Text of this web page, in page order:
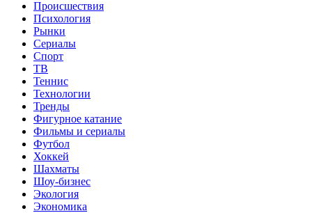
Происшествия
Психология
Рынки
Сериалы
Спорт
ТВ
Теннис
Технологии
Тренды
Фигурное катание
Фильмы и сериалы
Футбол
Хоккей
Шахматы
Шоу-бизнес
Экология
Экономика